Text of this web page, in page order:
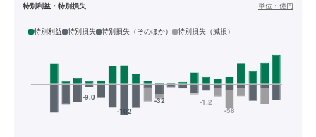
特別利益・特別損失 単位： 億円
特別利益 特別損失 特別損失（そのほか） 特別損失（減損）